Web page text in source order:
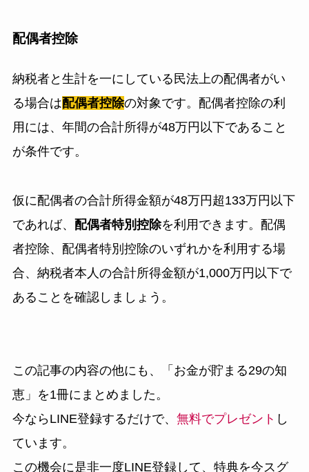
配偶者控除
納税者と生計を一にしている民法上の配偶者がい
る場合は配偶者控除の対象です。配偶者控除の利
用には、年間の合計所得が48万円以下であること
が条件です。
仮に配偶者の合計所得金額が48万円超133万円以下
であれば、 配偶者特別控除を利用できます。配偶
者控除、配偶者特別控除のいずれかを利用する場
合、納税者本人の合計所得金額が1,000万円以下で
あることを確認しましょう。
この記事の内容の他にも、
「お金が貯まる29の知
恵」 を1冊にまとめました。
今ならLINE登録するだけで、 無料でプレゼント し
ています。
この機会に是非一度LINE登録して、特典を今スグ